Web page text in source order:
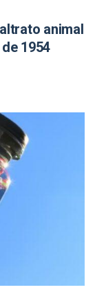
animal
1954